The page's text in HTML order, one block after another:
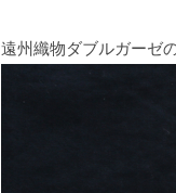
遠州織物ダブルガーゼ